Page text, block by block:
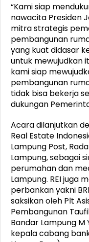
“Kami siap
nawacita Presiden
mitra strategis
pembangunan
yang kuat didasar
untuk mewujudkan
kami siap
pembangunan
tidak bisa bekerja
dukungan
Acara dilanjutkan
Real Estate
Lampung Post,
Lampung, sebagai
perumahan dan
Lampung. REI juga
perbankan yakni
saksikan oleh Plt
Pembangunan
Bandar Lampung
kepala cabang